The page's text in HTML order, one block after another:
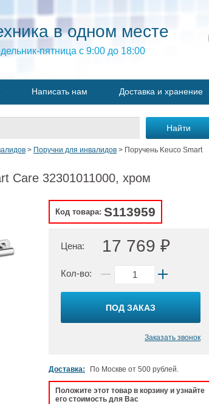
в одном месте
пятница с 9:00 до 18:00
Написать нам Доставка и хранение
> Поручни для инвалидов > Поручень Keuco Smart
Care 32301011000, хром
Код товара: S113959
Цена: 17 769 ₽
Кол-во:
ПОД ЗАКАЗ
Заказать звонок
Доставка: По Москве от 500 рублей.
Положите этот товар в корзину и узнайте
его стоимость для Вас